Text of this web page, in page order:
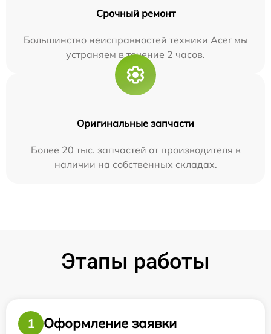
Срочный ремонт
Большинство неисправностей техники Acer мы
устраняем в течение 2 часов.
Оригинальные запчасти
Более 20 тыс. запчастей от производителя в
наличии на собственных складах.
Этапы работы
1
Оформление заявки